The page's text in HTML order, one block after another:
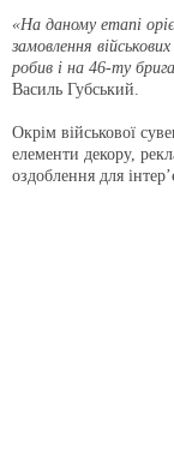
«На даному етапі
замовлення
робив і на 46-ту
Василь Губський.
Окрім військової
елементи декору,
оздоблення для